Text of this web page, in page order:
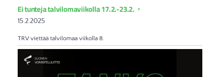
Ei tunteja talvilomaviikolla 17.2.-23.2.
15.2.2025
TRV viettää talvilomaa viikolla 8.